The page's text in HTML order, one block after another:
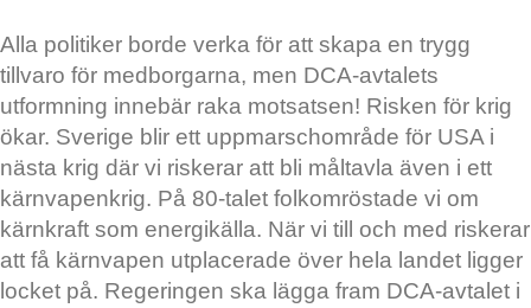
Alla politiker borde verka för att skapa en trygg
tillvaro för medborgarna, men DCA-avtalets
utformning innebär raka motsatsen! Risken för krig
ökar. Sverige blir ett uppmarschområde för USA i
nästa krig där vi riskerar att bli måltavla även i ett
kärnvapenkrig. På 80-talet folkomröstade vi om
kärnkraft som energikälla. När vi till och med riskerar
att få kärnvapen utplacerade över hela landet ligger
locket på. Regeringen ska lägga fram DCA-avtalet i